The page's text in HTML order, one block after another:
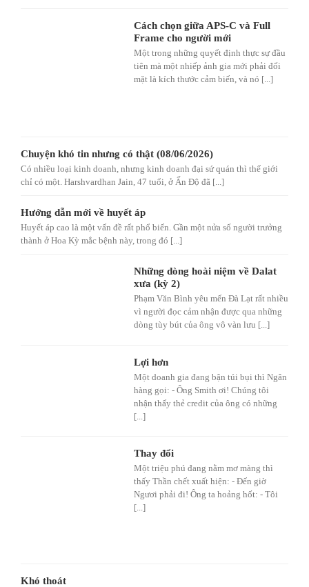
Cách chọn giữa APS-C và Full
Frame cho người mới
Một trong những quyết định thực sự đầu
tiên mà một nhiếp ảnh gia mới phải đối
mặt là kích thước cảm biến, và nó [...]
Chuyện khó tin nhưng có thật (08/06/2026)
Có nhiều loại kinh doanh, nhưng kinh doanh đại sứ quán thì thế giới
chỉ có một. Harshvardhan Jain, 47 tuổi, ở Ấn Độ đã [...]
Hướng dẫn mới về huyết áp
Huyết áp cao là một vấn đề rất phổ biến. Gần một nửa số người trưởng
thành ở Hoa Kỳ mắc bệnh này, trong đó [...]
Những dòng hoài niệm về Dalat
xưa (kỳ 2)
Phạm Văn Bình yêu mến Đà Lạt rất nhiều
vì người đọc cảm nhận được qua những
dòng tùy bút của ông vô vàn lưu [...]
Lợi hơn
Một doanh gia đang bận túi bụi thì Ngân
hàng gọi: - Ông Smith ơi! Chúng tôi
nhận thấy thẻ credit của ông có những
[...]
Thay đổi
Một triệu phú đang nằm mơ màng thì
thấy Thần chết xuất hiện: - Đến giờ
Ngươi phải đi! Ông ta hoảng hốt: - Tôi
[...]
Khó thoát